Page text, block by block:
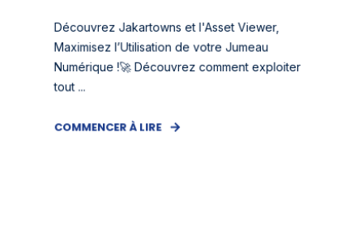
Découvrez Jakartowns et l'Asset Viewer,
Maximisez l’Utilisation de votre Jumeau
Numérique !🚀 Découvrez comment exploiter
tout ...
COMMENCER À LIRE